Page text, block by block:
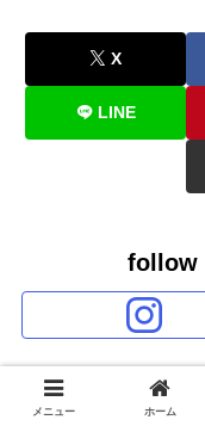
X
LINE
follow
メニュー ホーム